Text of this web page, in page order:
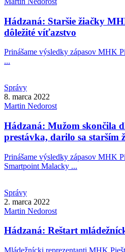
Hádzaná: Staršie žiačky
dôležité víťazstvo
Prinášame výsledky zápasov MHK
...
Správy
8. marca 2022
Martin Nedorost
Hádzaná: Mužom skončila
prestávka, darilo sa starším
Prinášame výsledky zápasov MHK
Smartpoint Malacky ...
Správy
2. marca 2022
Martin Nedorost
Hádzaná: Reštart